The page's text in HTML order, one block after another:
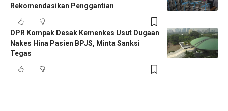
Rekomendasikan Penggantian
DPR Kompak Desak Kemenkes Usut Dugaan
Nakes Hina Pasien BPJS, Minta Sanksi
Tegas